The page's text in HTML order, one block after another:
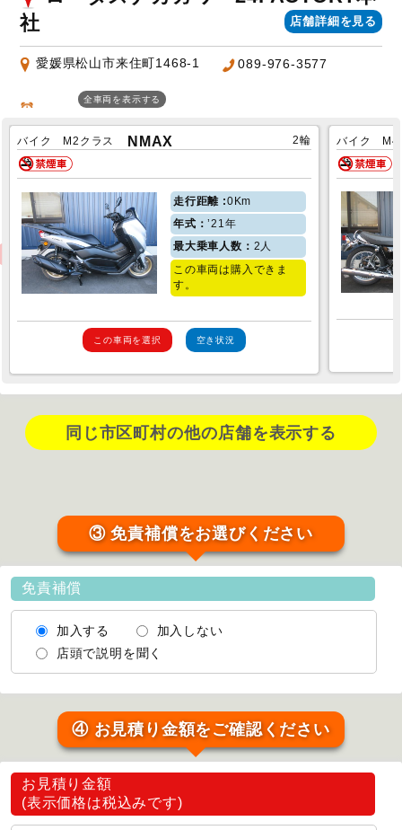
社
店舗詳細を見る
愛媛県松山市来住町1468-1 089-976-3577
全車両を表示する
バイク M2クラス NMAX 2輪
走行距離 :0Km
年式：’21年
最大乗車人数： 2人
この車両は購入できま
す。
この車両を選択 空き状況
バイク M4
同じ市区町村の他の店舗を表示する
③ 免責補償をお選びください
免責補償
加入する
加入しない
店頭で説明を聞く
④ お見積り金額をご確認ください
お見積り金額
(表示価格は税込みです)